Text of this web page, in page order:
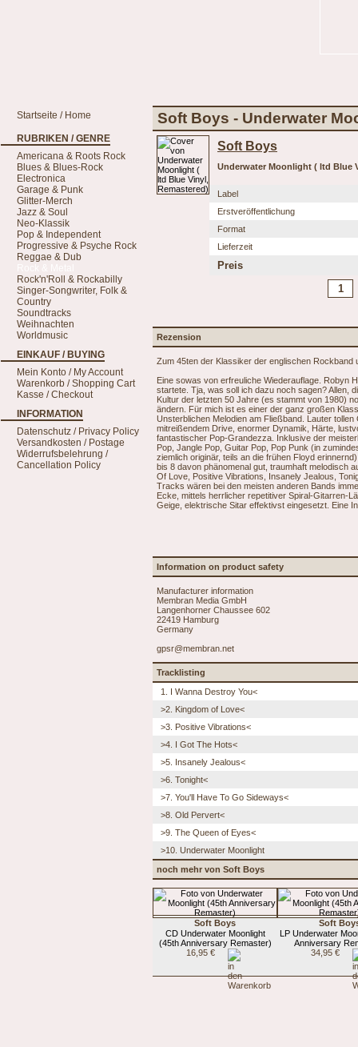
Startseite / Home
RUBRIKEN / GENRE
Americana & Roots Rock
Blues & Blues-Rock
Electronica
Garage & Punk
Glitter-Merch
Jazz & Soul
Neo-Klassik
Pop & Independent
Progressive & Psyche Rock
Reggae & Dub
Rock'n'Roll & Rockabilly
Singer-Songwriter, Folk &
Country
Soundtracks
Weihnachten
Worldmusic
EINKAUF / BUYING
Mein Konto / My Account
Warenkorb / Shopping Cart
Kasse / Checkout
INFORMATION
Datenschutz / Privacy Policy
Versandkosten / Postage
Widerrufsbelehrung /
Cancellation Policy
Soft Boys - Underwater
Soft Boys
Underwater Moonlight ( ltd Blue
Label
Erstveröffentlichung
Format
Lieferzeit
Preis
Rezension
Zum 45ten der Klassiker der englischen
Eine sowas von erfreuliche Wiederauflage. Robyn
startete. Tja, was soll ich dazu noch sagen? Allen,
Kultur der letzten 50 Jahre (es stammt von 1980)
ändern. Für mich ist es einer der ganz großen
Unsterblichen Melodien am Fließband. Lauter
mitreißendem Drive, enormer Dynamik, Härte,
fantastischer Pop-Grandezza. Inklusive der
Pop, Jangle Pop, Guitar Pop, Pop Punk (in
ziemlich originär, teils an die frühen Floyd
bis 8 davon phänomenal gut, traumhaft melodisch
Of Love, Positive Vibrations, Insanely Jealous,
Tracks wären bei den meisten anderen Bands
Ecke, mittels herrlicher repetitiver Spiral-Gitarren-
Geige, elektrische Sitar effektivst eingesetzt. Eine
Information on product safety
Manufacturer information
Membran Media GmbH
Langenhorner Chaussee 602
22419 Hamburg
Germany
gpsr@membran.net
Tracklisting
1. I Wanna Destroy You<
>2. Kingdom of Love<
>3. Positive Vibrations<
>4. I Got The Hots<
>5. Insanely Jealous<
>6. Tonight<
>7. You'll Have To Go Sideways<
>8. Old Pervert<
>9. The Queen of Eyes<
>10. Underwater Moonlight
noch mehr von Soft Boys
Soft Boys
CD Underwater Moonlight
(45th Anniversary Remaster)
16,95 €
Soft
LP Underwater
Anniversary
34,95 €